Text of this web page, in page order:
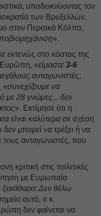
υποδεικνύοντας τον
των Βρυξελλών,
στον Περσικό Κόλπο,
».
στο κόστος της
Ευρώπη, «είμαστε 3-6
ανταγωνιστές,
«συνεχίζουμε να
με 28 γνώμες... δεν
». Εκτίμησε ότι η
είναι καλύτερα σε σχέση
μπορεί να τρέξει ή να
τους ανταγωνιστές, που
κριτική στις πολιτικές
με Ευρωπαία
ξεκάθαρα: Δεν θέλω
αυτό, ο κ.
δεν φαίνεται να